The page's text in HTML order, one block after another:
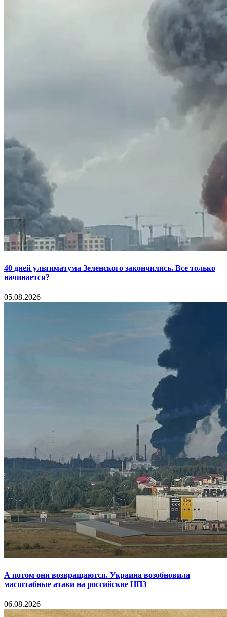
40 дней ультиматума Зеленского закончились. Все только
начинается?
05.08.2026
А потом они возвращаются. Украина возобновила
масштабные атаки на российские НПЗ
06.08.2026